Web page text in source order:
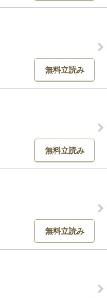
無料立読み
無料立読み
無料立読み